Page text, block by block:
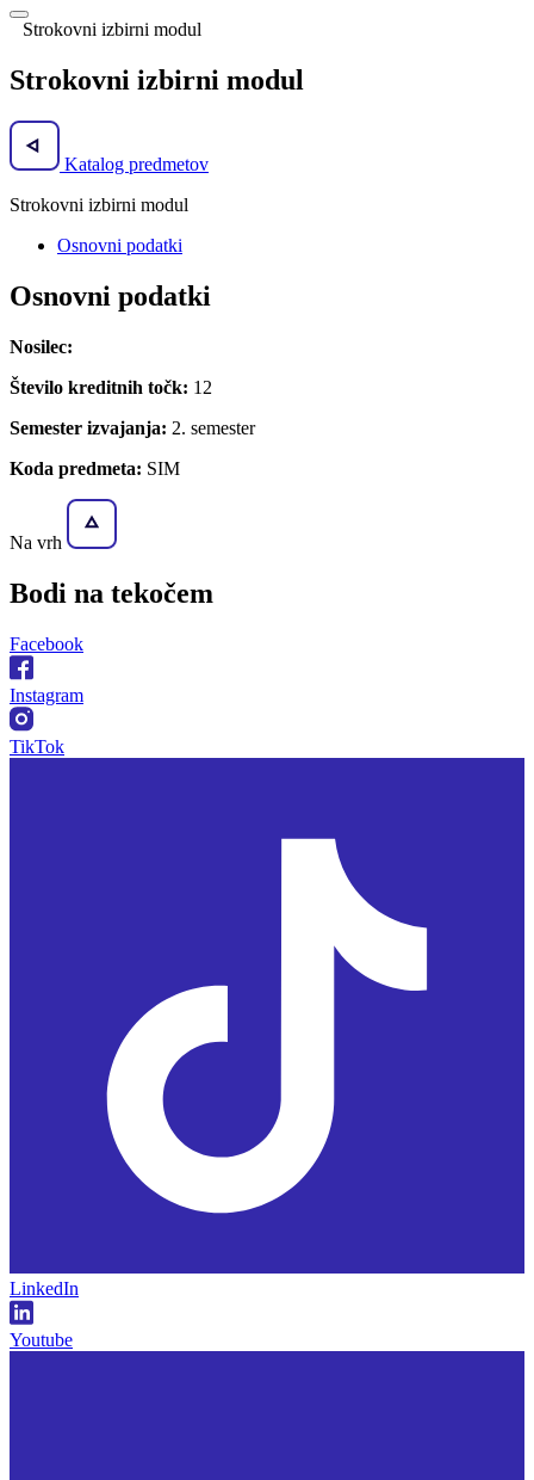
Strokovni izbirni modul
Strokovni izbirni modul
Katalog predmetov
Strokovni izbirni modul
Osnovni podatki
Osnovni podatki
Nosilec:
Število kreditnih točk: 12
Semester izvajanja: 2. semester
Koda predmeta: SIM
Na vrh
Bodi na tekočem
Facebook
Instagram
TikTok
LinkedIn
Youtube